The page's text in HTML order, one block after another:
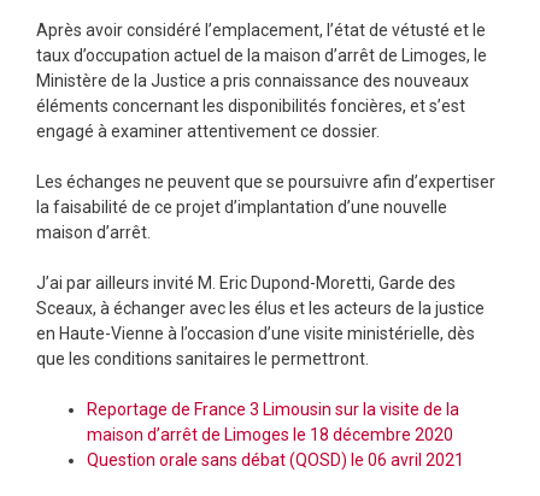
Après avoir considéré l’emplacement, l’état de vétusté et le
taux d’occupation actuel de la maison d’arrêt de Limoges, le
Ministère de la Justice a pris connaissance des nouveaux
éléments concernant les disponibilités foncières, et s’est
engagé à examiner attentivement ce dossier.
Les échanges ne peuvent que se poursuivre afin d’expertiser
la faisabilité de ce projet d’implantation d’une nouvelle
maison d’arrêt.
J’ai par ailleurs invité M. Eric Dupond-Moretti, Garde des
Sceaux, à échanger avec les élus et les acteurs de la justice
en Haute-Vienne à l’occasion d’une visite ministérielle, dès
que les conditions sanitaires le permettront.
Reportage de France 3 Limousin sur la visite de la
maison d’arrêt de Limoges le 18 décembre 2020
Question orale sans débat (QOSD) le 06 avril 2021